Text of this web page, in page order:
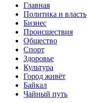
Главная
Политика и власть
Бизнес
Происшествия
Общество
Cпорт
Здоровье
Культура
Город живёт
Байкал
Чайный путь